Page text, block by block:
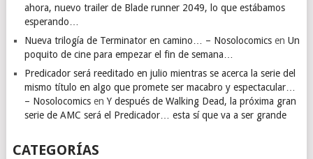
ahora, nuevo trailer de Blade runner 2049, lo que estábamos
esperando…
Nueva trilogía de Terminator en camino… – Nosolocomicsen Un
poquito de cine para empezar el fin de semana…
Predicador será reeditado en julio mientras se acerca la serie del
mismo título en algo que promete ser macabro y espectacular…
– Nosolocomicsen Y después de Walking Dead, la próxima gran
serie de AMC será el Predicador… esta sí que va a ser grande
CATEGORÍAS